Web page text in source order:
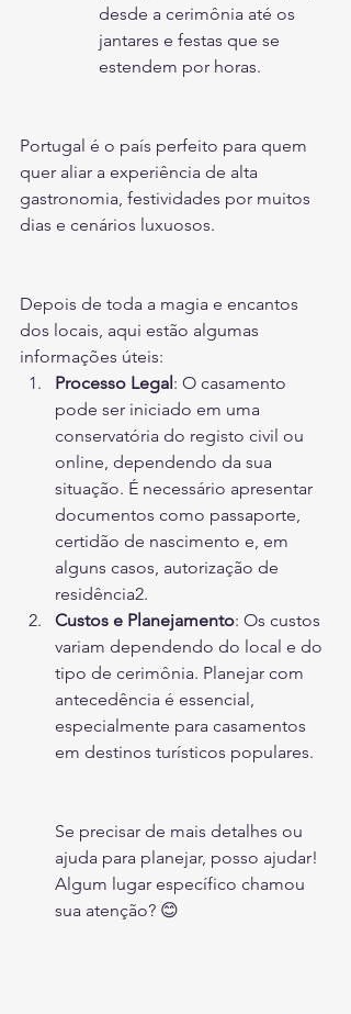
desde a cerimônia até os
jantares e festas que se
estendem por horas.
Portugal é o país perfeito para quem
quer aliar a experiência de alta
gastronomia, festividades por muitos
dias e cenários luxuosos.
Depois de toda a magia e encantos
dos locais, aqui estão algumas
informações úteis:
Processo Legal : O casamento
pode ser iniciado em uma
conservatória do registo civil ou
online, dependendo da sua
situação. É necessário apresentar
documentos como passaporte,
certidão de nascimento e, em
alguns casos, autorização de
residência2.
Custos e Planejamento: Os custos
variam dependendo do local e do
tipo de cerimônia. Planejar com
antecedência é essencial,
especialmente para casamentos
em destinos turísticos populares.
Se precisar de mais detalhes ou
ajuda para planejar, posso ajudar!
Algum lugar específico chamou
sua atenção? 😊